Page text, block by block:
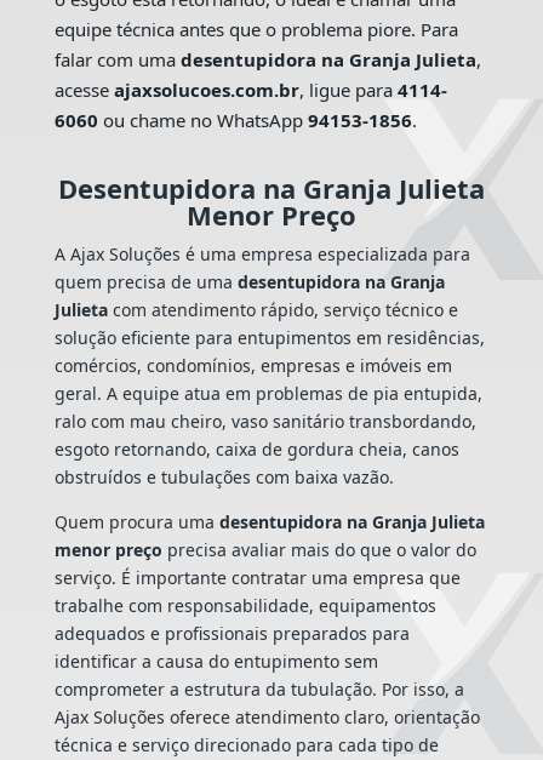
equipe técnica antes que o problema piore. Para
falar com uma desentupidora na Granja Julieta,
acesse ajaxsolucoes.com.br, ligue para 4114-
6060 ou chame no WhatsApp 94153-1856.
Desentupidora na Granja Julieta
Menor Preço
A Ajax Soluções é uma empresa especializada para
quem precisa de uma desentupidora na Granja
Julietacom atendimento rápido, serviço técnico e
solução eficiente para entupimentos em residências,
comércios, condomínios, empresas e imóveis em
geral. A equipe atua em problemas de pia entupida,
ralo com mau cheiro, vaso sanitário transbordando,
esgoto retornando, caixa de gordura cheia, canos
obstruídos e tubulações com baixa vazão.
Quem procura uma desentupidora na Granja Julieta
menor preço precisa avaliar mais do que o valor do
serviço. É importante contratar uma empresa que
trabalhe com responsabilidade, equipamentos
adequados e profissionais preparados para
identificar a causa do entupimento sem
comprometer a estrutura da tubulação. Por isso, a
Ajax Soluções oferece atendimento claro, orientação
técnica e serviço direcionado para cada tipo de